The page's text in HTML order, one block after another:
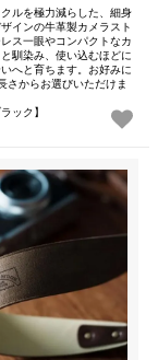
ルを極力減らした、細身
インの牛革製カメラスト
ス一眼やコンパクトなカ
馴染み、使い込むほどに
へと育ちます。お好みに
さからお選びいただけま
ック】